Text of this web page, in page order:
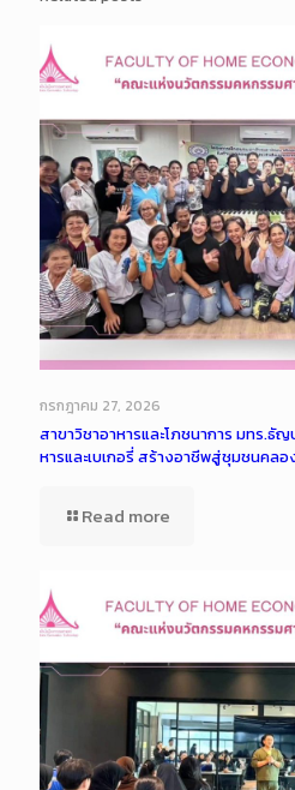
กรกฎาคม 27, 2026
สาขาวิชาอาหารและโภชนาการ มทร.ธั
หารและเบเกอรี่ สร้างอาชีพสู่ชุมชนคล
Read more